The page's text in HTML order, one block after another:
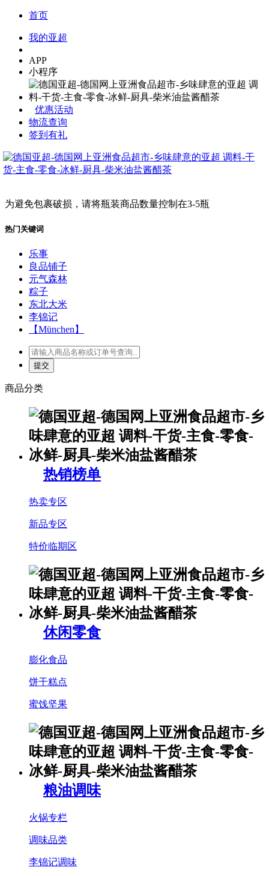
首页
我的亚超
APP
小程序
优惠活动
物流查询
签到有礼
为避免包裹破损，请将瓶装商品数量控制在3-5瓶
热门关键词
乐事
良品铺子
元气森林
粽子
东北大米
李锦记
【München】
商品分类
热销榜单
热卖专区
新品专区
特价临期区
休闲零食
膨化食品
饼干糕点
蜜饯坚果
粮油调味
火锅专栏
调味品类
李锦记调味